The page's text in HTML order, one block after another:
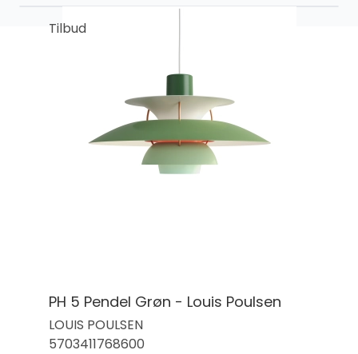
Tilbud
PH 5 Pendel Grøn - Louis Poulsen
LOUIS POULSEN
5703411768600